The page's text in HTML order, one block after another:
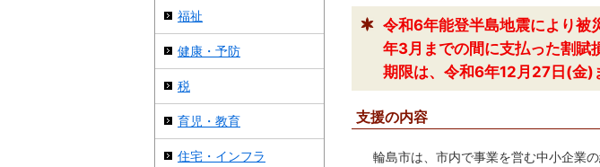
令和6年能登半島地震により
年3月までの間に支払った割賦
期限は、令和6年12月27日(金)
支援の内容
輪島市は、市内で事業を営む中小企業
福祉
健康・予防
税
育児・教育
住宅・インフラ